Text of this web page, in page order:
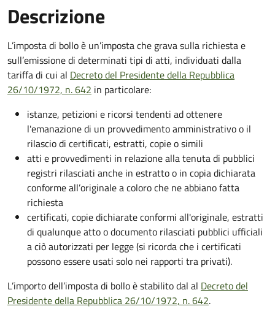
Descrizione
L’imposta di bollo è un’imposta che grava sulla richiesta e
sull’emissione di determinati tipi di atti, individuati dalla
tariffa di cui al Decreto del Presidente della Repubblica
26/10/1972, n. 642 in particolare:
istanze, petizioni e ricorsi tendenti ad ottenere
l'emanazione di un provvedimento amministrativo o il
rilascio di certificati, estratti, copie o simili
atti e provvedimenti in relazione alla tenuta di pubblici
registri rilasciati anche in estratto o in copia dichiarata
conforme all’originale a coloro che ne abbiano fatta
richiesta
certificati, copie dichiarate conformi all'originale, estratti
di qualunque atto o documento rilasciati pubblici ufficiali
a ciò autorizzati per legge (si ricorda che i certificati
possono essere usati solo nei rapporti tra privati).
L’importo dell’imposta di bollo è stabilito dal al Decreto del
Presidente della Repubblica 26/10/1972, n. 642.